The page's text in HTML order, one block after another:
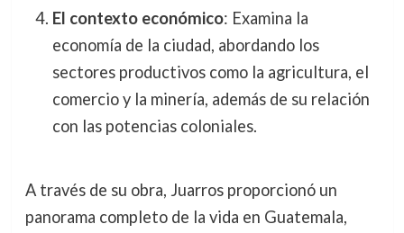
El contexto económico: Examina la
economía de la ciudad, abordando los
sectores productivos como la agricultura, el
comercio y la minería, además de su relación
con las potencias coloniales.
A través de su obra, Juarros proporcionó un
panorama completo de la vida en Guatemala,